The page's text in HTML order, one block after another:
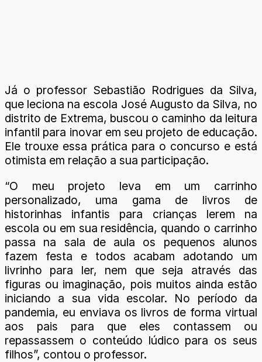
Já o professor Sebastião Rodrigues da Silva,
que leciona na escola José Augusto da Silva, no
distrito de Extrema, buscou o caminho da leitura
infantil para inovar em seu projeto de educação.
Ele trouxe essa prática para o concurso e está
otimista em relação a sua participação.
“O meu projeto leva em um carrinho
personalizado, uma gama de livros de
historinhas infantis para crianças lerem na
escola ou em sua residência, quando o carrinho
passa na sala de aula os pequenos alunos
fazem festa e todos acabam adotando um
livrinho para ler, nem que seja através das
figuras ou imaginação, pois muitos ainda estão
iniciando a sua vida escolar. No período da
pandemia, eu enviava os livros de forma virtual
aos pais para que eles contassem ou
repassassem o conteúdo lúdico para os seus
filhos”, contou o professor.